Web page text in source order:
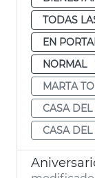
TODAS
EN
NORMAL
MARTA
CASA
CASA